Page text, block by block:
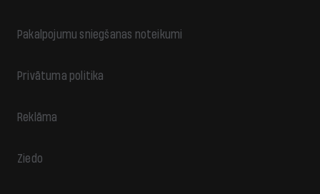
Pakalpojumu sniegšanas noteikumi
Privātuma politika
Reklāma
Ziedo